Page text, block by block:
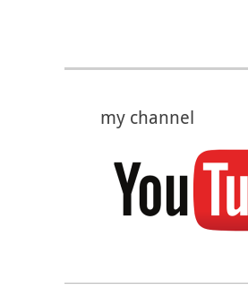
my channel